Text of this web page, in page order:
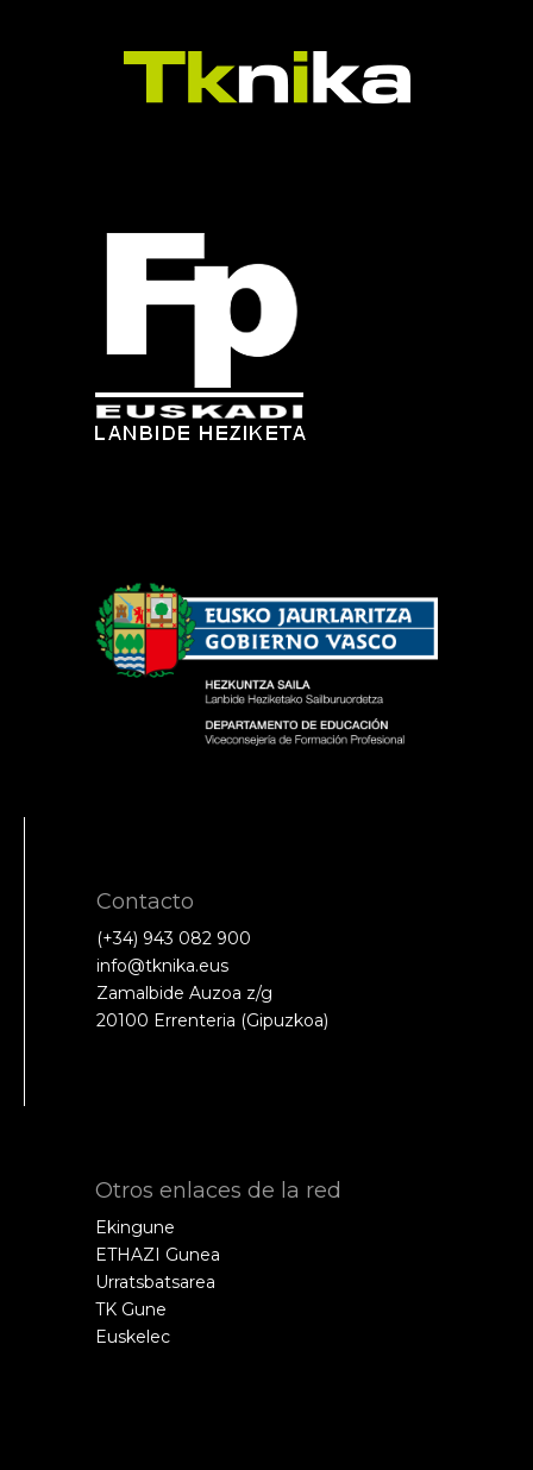
Contacto
(+34) 943 082 900
info@tknika.eus
Zamalbide Auzoa z/g
20100 Errenteria (Gipuzkoa)
Otros enlaces de la red
Ekingune
ETHAZI Gunea
Urratsbatsarea
TK Gune
Euskelec